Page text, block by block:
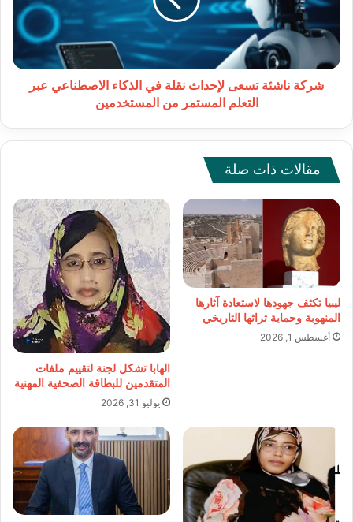
الذكاء
عبر
التعلمشركة ناشئة تسعى لإحداث نقلة في الذكاء الاصطناعي عبر
التعلم المستمر من المستخدمين
مقالات ذات صلة
ليبيا تكثف جهودها لاستعادة آثارها
المنهوبة وحماية تراثها التاريخي
أغسطس 1, 2026
الهابا تشكل لجنة لتقييم ملفات
المتقدمين للبطاقة الصحفية المهنية
يوليو 31, 2026